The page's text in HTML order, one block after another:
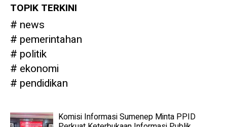
TOPIK TERKINI
news
pemerintahan
politik
ekonomi
pendidikan
Komisi Informasi Sumenep Minta PPID